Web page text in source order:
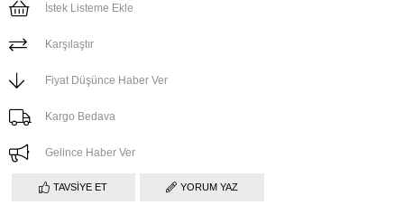
İstek Listeme Ekle
Karşılaştır
Fiyat Düşünce Haber Ver
Kargo Bedava
Gelince Haber Ver
TAVSIYE ET YORUM YAZ